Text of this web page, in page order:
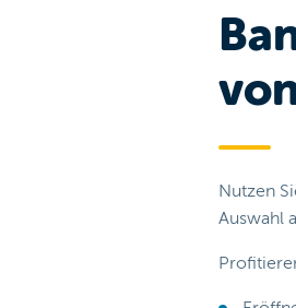
Nutzen
Auswahl